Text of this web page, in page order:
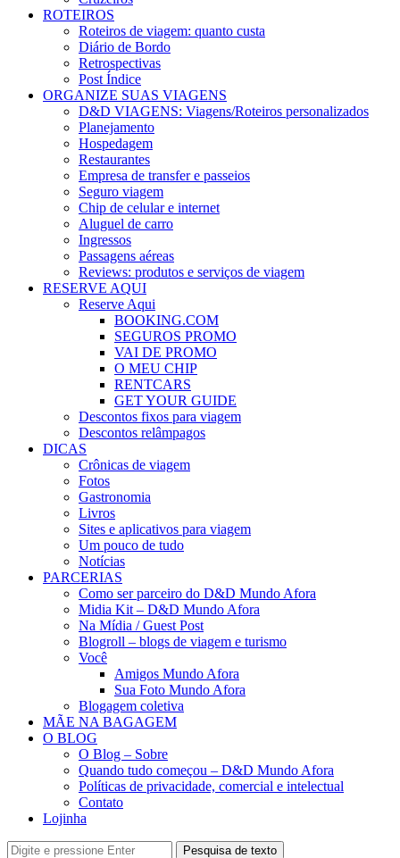
ROTEIROS
Roteiros de viagem: quanto custa
Diário de Bordo
Retrospectivas
Post Índice
ORGANIZE SUAS VIAGENS
D&D VIAGENS: Viagens/Roteiros personalizados
Planejamento
Hospedagem
Restaurantes
Empresa de transfer e passeios
Seguro viagem
Chip de celular e internet
Aluguel de carro
Ingressos
Passagens aéreas
Reviews: produtos e serviços de viagem
RESERVE AQUI
Reserve Aqui
BOOKING.COM
SEGUROS PROMO
VAI DE PROMO
O MEU CHIP
RENTCARS
GET YOUR GUIDE
Descontos fixos para viagem
Descontos relâmpagos
DICAS
Crônicas de viagem
Fotos
Gastronomia
Livros
Sites e aplicativos para viagem
Um pouco de tudo
Notícias
PARCERIAS
Como ser parceiro do D&D Mundo Afora
Midia Kit – D&D Mundo Afora
Na Mídia / Guest Post
Blogroll – blogs de viagem e turismo
Você
Amigos Mundo Afora
Sua Foto Mundo Afora
Blogagem coletiva
MÃE NA BAGAGEM
O BLOG
O Blog – Sobre
Quando tudo começou – D&D Mundo Afora
Políticas de privacidade, comercial e intelectual
Contato
Lojinha
Pesquisa de texto